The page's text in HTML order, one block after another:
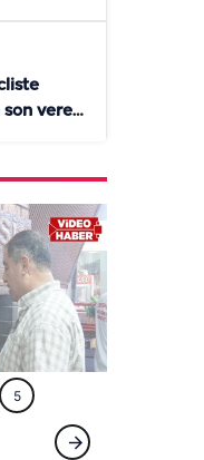
son veren
5